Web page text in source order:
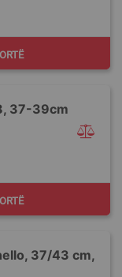
37-39cm
37/43 cm,